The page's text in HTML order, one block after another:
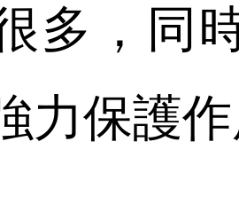
多，同
力保護